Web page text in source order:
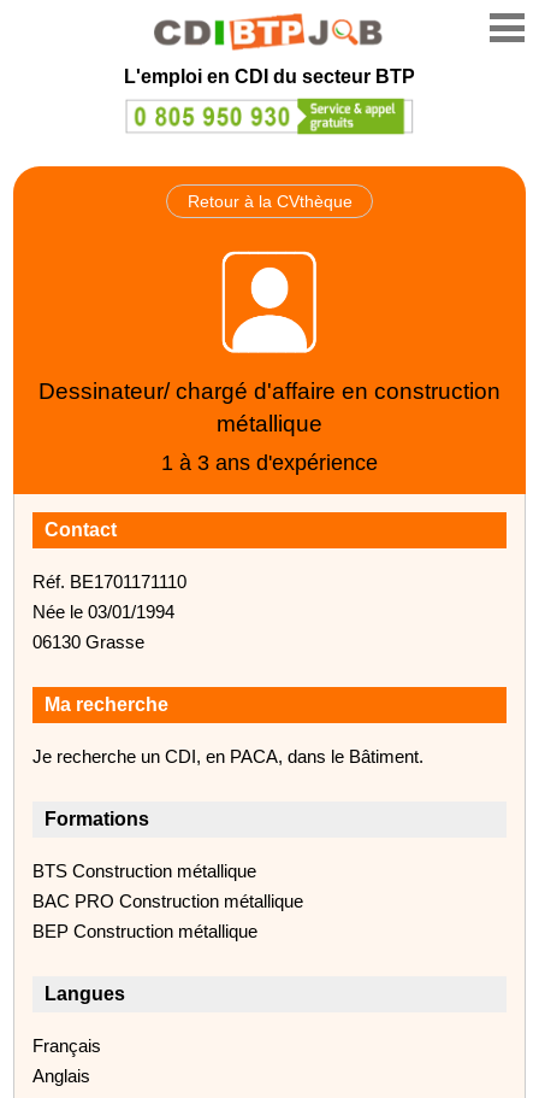
L'emploi en CDI du secteur BTP
Retour à la CVthèque
Dessinateur/ chargé d'affaire en construction
métallique
1 à 3 ans d'expérience
Contact
Réf. BE1701171110
Née le 03/01/1994
06130 Grasse
Ma recherche
Je recherche un CDI, en PACA, dans le Bâtiment.
Formations
BTS Construction métallique
BAC PRO Construction métallique
BEP Construction métallique
Langues
Français
Anglais